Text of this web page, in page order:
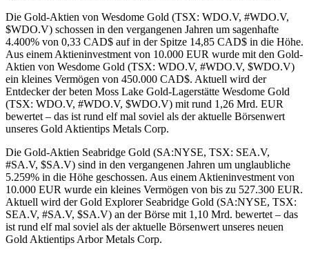
Die Gold-Aktien von Wesdome Gold (TSX: WDO.V, #WDO.V,
$WDO.V) schossen in den vergangenen Jahren um sagenhafte
4.400% von 0,33 CAD$ auf in der Spitze 14,85 CAD$ in die Höhe.
Aus einem Aktieninvestment von 10.000 EUR wurde mit den Gold-
Aktien von Wesdome Gold (TSX: WDO.V, #WDO.V, $WDO.V)
ein kleines Vermögen von 450.000 CAD$. Aktuell wird der
Entdecker der beten Moss Lake Gold-Lagerstätte Wesdome Gold
(TSX: WDO.V, #WDO.V, $WDO.V) mit rund 1,26 Mrd. EUR
bewertet – das ist rund elf mal soviel als der aktuelle Börsenwert
unseres Gold Aktientips Metals Corp.
Die Gold-Aktien Seabridge Gold (SA:NYSE, TSX: SEA.V,
#SA.V, $SA.V) sind in den vergangenen Jahren um unglaubliche
5.259% in die Höhe geschossen. Aus einem Aktieninvestment von
10.000 EUR wurde ein kleines Vermögen von bis zu 527.300 EUR.
Aktuell wird der Gold Explorer Seabridge Gold (SA:NYSE, TSX:
SEA.V, #SA.V, $SA.V) an der Börse mit 1,10 Mrd. bewertet – das
ist rund elf mal soviel als der aktuelle Börsenwert unseres neuen
Gold Aktientips Arbor Metals Corp.